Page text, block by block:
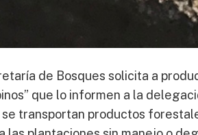
de Bosques solicita a
que lo informen a la
se transportan productos